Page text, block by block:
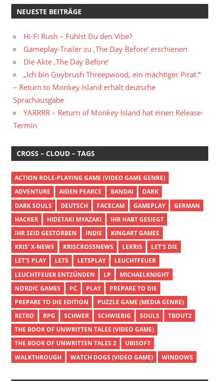
NEUESTE BEITRÄGE
Hi-Fi Rush – Fühlst Du den Vibe?
Gameplay-Trailer zu ‚The Day Before‘ erschienen
Die Akte ‚The Day Before‘
„Ich bin Guybrush Threepwood, ein mächtiger Pirat.“
– Return to Monkey Island erhält deutsche
Sprachausgabe
YARRRR – Return of Monkey Island hat einen Release-
Termin
CROSS – CLOUD – TAGS
ACTION ROLE-PLAYING GAME (VIDEO GAME GENRE)
ADVENTURE
AIDEN PEARCE BANDAI
DARK
DARK SOULS
DEUTSCH FACECAM GAMEPLAY
GERMAN
HACKER
HIDETAKI MYAZAKI
IHR HABT GESIEGT
IHR SEID GESTORBEN
INDIE
KINGART GAMES
KRIS' X-NEWS
KRISCROSSNEWS LEKRIS
LET'S DIE
LET'S PLAY
LETS LETSPLAY
LEUCHTFEUER
LEUCHTFEUER ENTZÜNDEN
LP
MICHAELKNIGHT
NORDIC GAMES
PC PLAY
PREPARE TO DIE
PREPARE TO DIE EDITION
PUZZLE GAME (MEDIA GENRE)
RETRO
RPG SCHWER SCHWIERIG SOULS
TBOUT2
THE BOOK OF UNWRITTEN TALES (VIDEO GAME)
THE BOOK OF UNWRITTEN TALES 2
UBISOFT
WALKTHROUGH
WATCH DOGS (VIDEO GAME) WINDOWS